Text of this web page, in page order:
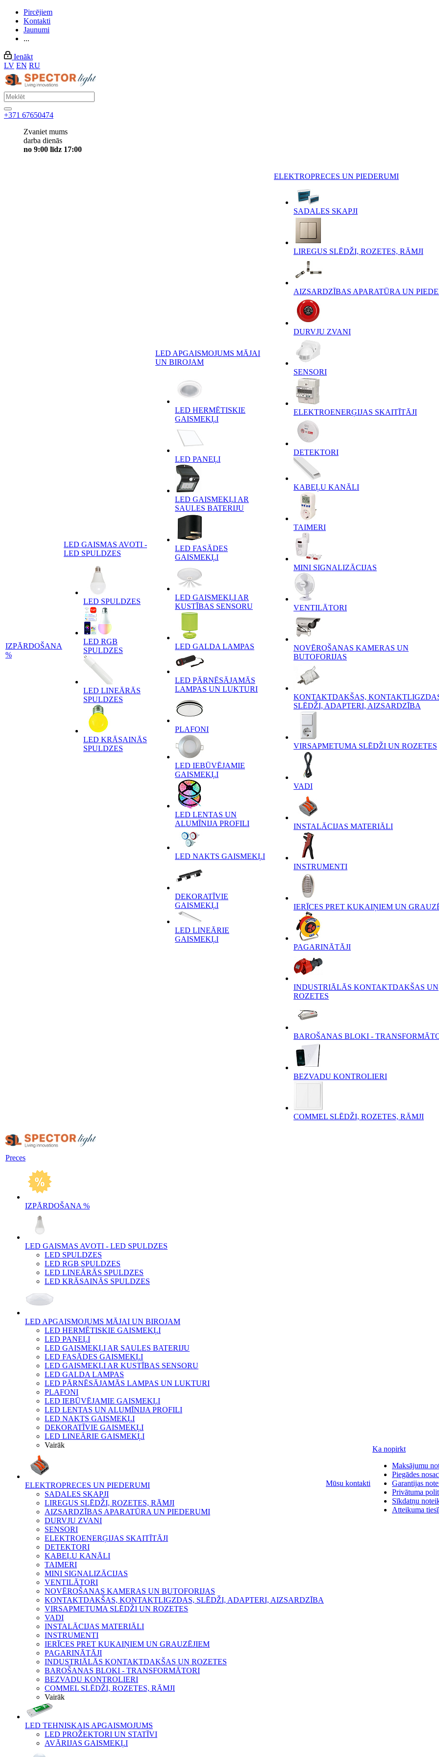
Pircējiem
Kontakti
Jaunumi
...
Ienākt
LV EN RU
+371 67650474
Zvaniet mums
darba dienās
no 9:00 līdz 17:00
IZPĀRDOŠANA
%
LED GAISMAS AVOTI -
LED SPULDZES
LED SPULDZES
LED RGB
SPULDZES
LED LINEĀRĀS
SPULDZES
LED KRĀSAINĀS
SPULDZES
LED APGAISMOJUMS MĀJAI
UN BIROJAM
LED HERMĒTISKIE
GAISMEKĻI
LED PANEĻI
LED GAISMEKĻI AR
SAULES BATERIJU
LED FASĀDES
GAISMEKĻI
LED GAISMEKĻI AR
KUSTĪBAS SENSORU
LED GALDA LAMPAS
LED PĀRNĒSĀJAMĀS
LAMPAS UN LUKTURI
PLAFONI
LED IEBŪVĒJAMIE
GAISMEKĻI
LED LENTAS UN
ALUMĪNIJA PROFILI
LED NAKTS GAISMEKĻI
DEKORATĪVIE
GAISMEKĻI
LED LINEĀRIE
GAISMEKĻI
ELEKTROPRECES UN PIEDERUMI
SADALES SKAPJI
LIREGUS SLĒDŽI, ROZETES, RĀMJI
AIZSARDZĪBAS APARATŪRA UN
DURVJU ZVANI
SENSORI
ELEKTROENERĢIJAS SKAITĪTĀJI
DETEKTORI
KABEĻU KANĀLI
TAIMERI
MINI SIGNALIZĀCIJAS
VENTILĀTORI
NOVĒROŠANAS KAMERAS UN
BUTOFORIJAS
KONTAKTDAKŠAS,
SLĒDŽI, ADAPTERI, AIZSARDZĪBA
VIRSAPMETUMA SLĒDŽI UN ROZETES
VADI
INSTALĀCIJAS MATERIĀLI
INSTRUMENTI
IERĪCES PRET KUKAIŅIEM UN
PAGARINĀTĀJI
INDUSTRIĀLĀS KONTAKTDAKŠAS UN
ROZETES
BAROŠANAS BLOKI -
BEZVADU KONTROLIERI
COMMEL SLĒDŽI, ROZETES, RĀMJI
Preces
IZPĀRDOŠANA %
LED GAISMAS AVOTI - LED SPULDZES
LED SPULDZES
LED RGB SPULDZES
LED LINEĀRĀS SPULDZES
LED KRĀSAINĀS SPULDZES
LED APGAISMOJUMS MĀJAI UN BIROJAM
LED HERMĒTISKIE GAISMEKĻI
LED PANEĻI
LED GAISMEKĻI AR SAULES BATERIJU
LED FASĀDES GAISMEKĻI
LED GAISMEKĻI AR KUSTĪBAS SENSORU
LED GALDA LAMPAS
LED PĀRNĒSĀJAMĀS LAMPAS UN LUKTURI
PLAFONI
LED IEBŪVĒJAMIE GAISMEKĻI
LED LENTAS UN ALUMĪNIJA PROFILI
LED NAKTS GAISMEKĻI
DEKORATĪVIE GAISMEKĻI
LED LINEĀRIE GAISMEKĻI
Vairāk
ELEKTROPRECES UN PIEDERUMI
SADALES SKAPJI
LIREGUS SLĒDŽI, ROZETES, RĀMJI
AIZSARDZĪBAS APARATŪRA UN PIEDERUMI
DURVJU ZVANI
SENSORI
ELEKTROENERĢIJAS SKAITĪTĀJI
DETEKTORI
KABEĻU KANĀLI
TAIMERI
MINI SIGNALIZĀCIJAS
VENTILĀTORI
NOVĒROŠANAS KAMERAS UN BUTOFORIJAS
KONTAKTDAKŠAS, KONTAKTLIGZDAS, SLĒDŽI, ADAPTERI, AIZSARDZĪBA
VIRSAPMETUMA SLĒDŽI UN ROZETES
VADI
INSTALĀCIJAS MATERIĀLI
INSTRUMENTI
IERĪCES PRET KUKAIŅIEM UN GRAUZĒJIEM
PAGARINĀTĀJI
INDUSTRIĀLĀS KONTAKTDAKŠAS UN ROZETES
BAROŠANAS BLOKI - TRANSFORMĀTORI
BEZVADU KONTROLIERI
COMMEL SLĒDŽI, ROZETES, RĀMJI
Vairāk
LED TEHNISKAIS APGAISMOJUMS
LED PROŽEKTORI UN STATĪVI
AVĀRIJAS GAISMEKĻI
Mūsu kontakti
Ka nopirkt
Maksājumu
Piegādes
Garantijas
Privātuma
Sīkdatņu
Atteikuma